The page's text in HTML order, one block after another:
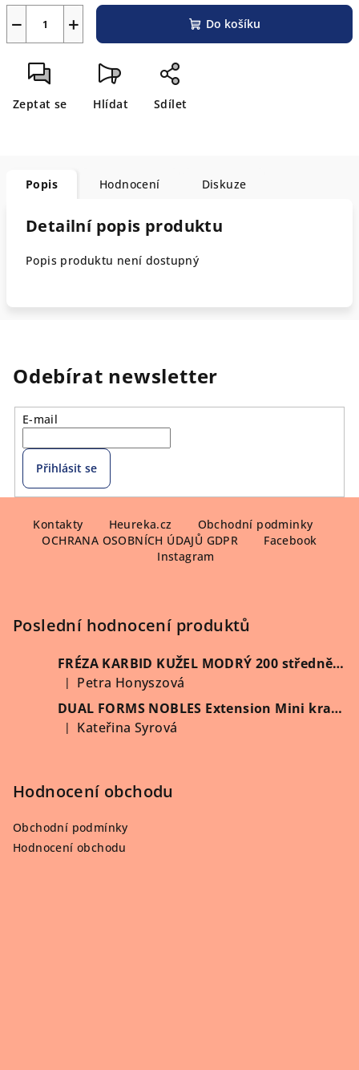
+
− Do košíku
Zeptat se Hlídat Sdílet
Popis Hodnocení Diskuze
Detailní popis produktu
Popis produktu není dostupný
Odebírat newsletter
E-mail
Přihlásit se
Kontakty Heureka.cz
Obchodní podminky
OCHRANA OSOBNÍCH ÚDAJŮ GDPR
Facebook
Instagram
Poslední hodnocení produktů
FRÉZA KARBID KUŽEL MODRÝ 200 středně hrubý (Vybrat průměr)
Hodnocení produktu je 5 z 5 hvězdiček.
|
Petra Honyszová
DUAL FORMS NOBLES Extension Mini kratší 60 ks/krabička
Hodnocení produktu je 5 z 5 hvězdiček.
| Kateřina Syrová
Hodnocení obchodu
Obchodní podmínky
Hodnocení obchodu